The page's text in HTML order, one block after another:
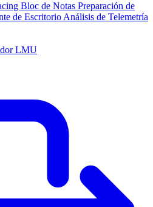
Bloc de Notas Preparación de
de Escritorio Análisis de Telemetría
LMU